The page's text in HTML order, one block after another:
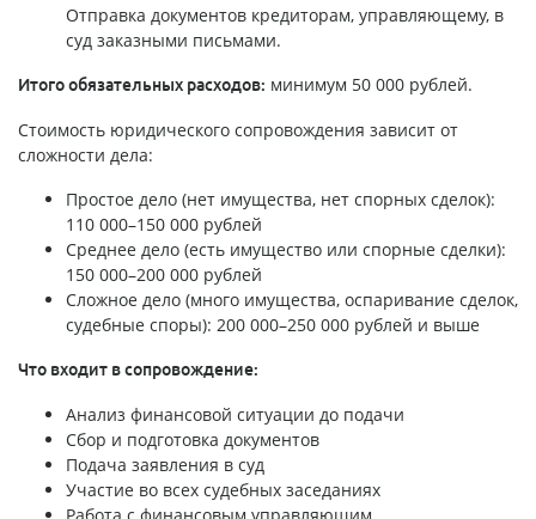
Отправка документов кредиторам, управляющему, в
суд заказными письмами.
Итого обязательных расходов: минимум 50 000 рублей.
Стоимость юридического сопровождения зависит от
сложности дела:
Простое дело (нет имущества, нет спорных сделок):
110 000–150 000 рублей
Среднее дело (есть имущество или спорные сделки):
150 000–200 000 рублей
Сложное дело (много имущества, оспаривание сделок,
судебные споры): 200 000–250 000 рублей и выше
Что входит в сопровождение:
Анализ финансовой ситуации до подачи
Сбор и подготовка документов
Подача заявления в суд
Участие во всех судебных заседаниях
Работа с финансовым управляющим